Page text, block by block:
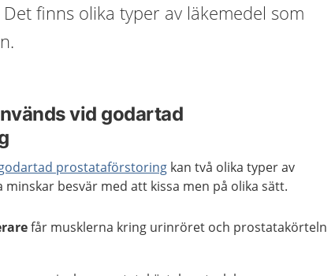
finns olika typer av läkemedel som
vid godartad
prostataförstoring kan två olika typer av
minskar besvär med att kissa men på olika sätt.
får musklerna kring urinröret och prostatakörteln